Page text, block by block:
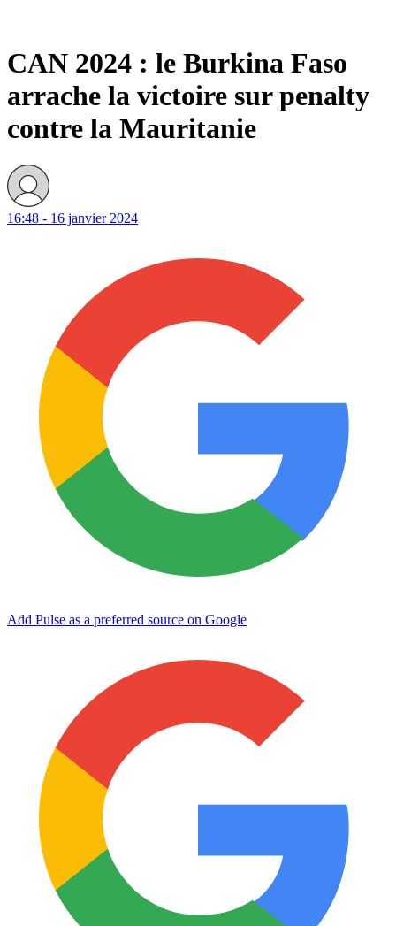
CAN 2024 : le Burkina Faso
arrache la victoire sur penalty
contre la Mauritanie
16:48 - 16 janvier 2024
Add Pulse as a preferred source on Google